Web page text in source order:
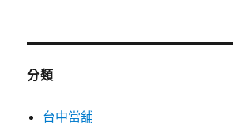
分類
台中當舖